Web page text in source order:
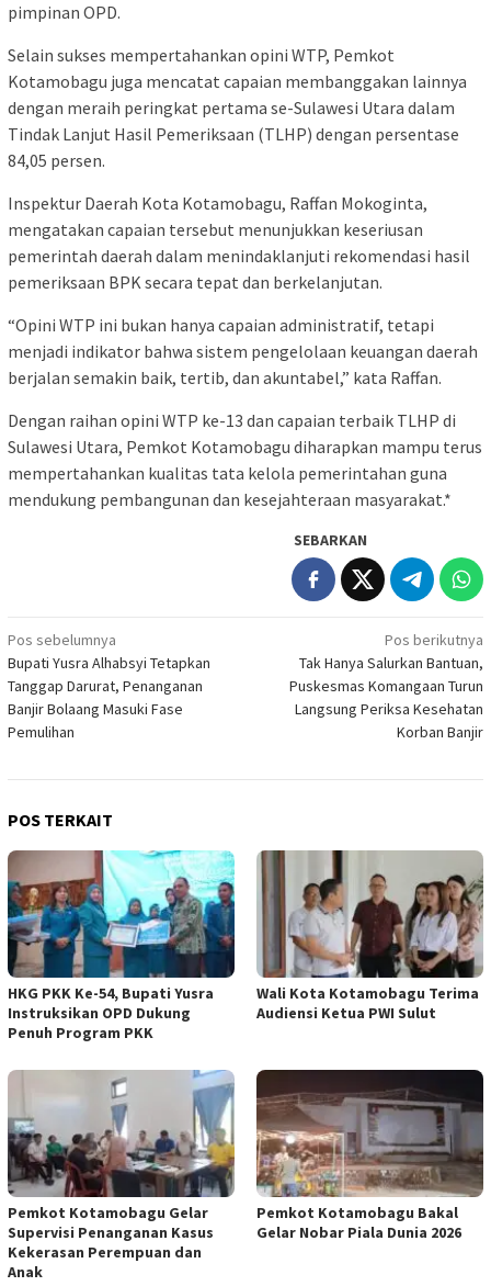
pimpinan OPD.
Selain sukses mempertahankan opini WTP, Pemkot
Kotamobagu juga mencatat capaian membanggakan lainnya
dengan meraih peringkat pertama se-Sulawesi Utara dalam
Tindak Lanjut Hasil Pemeriksaan (TLHP) dengan persentase
84,05 persen.
Inspektur Daerah Kota Kotamobagu, Raffan Mokoginta,
mengatakan capaian tersebut menunjukkan keseriusan
pemerintah daerah dalam menindaklanjuti rekomendasi hasil
pemeriksaan BPK secara tepat dan berkelanjutan.
“Opini WTP ini bukan hanya capaian administratif, tetapi
menjadi indikator bahwa sistem pengelolaan keuangan daerah
berjalan semakin baik, tertib, dan akuntabel,” kata Raffan.
Dengan raihan opini WTP ke-13 dan capaian terbaik TLHP di
Sulawesi Utara, Pemkot Kotamobagu diharapkan mampu terus
mempertahankan kualitas tata kelola pemerintahan guna
mendukung pembangunan dan kesejahteraan masyarakat.*
SEBARKAN
Navigasi
pos
Pos sebelumnya
Bupati Yusra Alhabsyi Tetapkan
Tanggap Darurat, Penanganan
Banjir Bolaang Masuki Fase
Pemulihan
Pos berikutnya
Tak Hanya Salurkan Bantuan,
Puskesmas Komangaan Turun
Langsung Periksa Kesehatan
Korban Banjir
POS TERKAIT
HKG PKK Ke-54, Bupati Yusra
Instruksikan OPD Dukung
Penuh Program PKK
Wali Kota Kotamobagu Terima
Audiensi Ketua PWI Sulut
Pemkot Kotamobagu Gelar
Supervisi Penanganan Kasus
Kekerasan Perempuan dan
Anak
Pemkot Kotamobagu Bakal
Gelar Nobar Piala Dunia 2026